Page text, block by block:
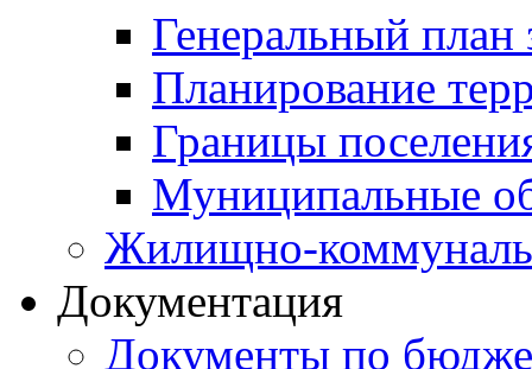
Генеральный план
Планирование
Границы
Муниципальные
Жилищно-
Документация
Документы по